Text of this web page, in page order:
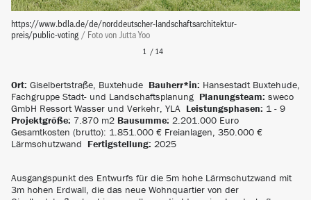
https://www.bdla.de/de/norddeutscher-landschaftsarchitektur-
preis/public-voting / Fotovon Jutta Yoo
Ort: Giselbertstraße, Buxtehude Bauherr*in: Hansestadt Buxtehude,
Fachgruppe Stadt- und Landschaftsplanung Planungsteam: sweco
GmbH Ressort Wasser und Verkehr, YLA Leistungsphasen: 1 - 9
Projektgröße: 7.870 m2 Bausumme: 2.201.000 Euro
Gesamtkosten (brutto): 1.851.000 € Freianlagen, 350.000 €
Lärmschutzwand Fertigstellung: 2025
Ausgangspunkt des Entwurfs für die 5m hohe Lärmschutzwand mit
3m hohen Erdwall, die das neue Wohnquartier von der